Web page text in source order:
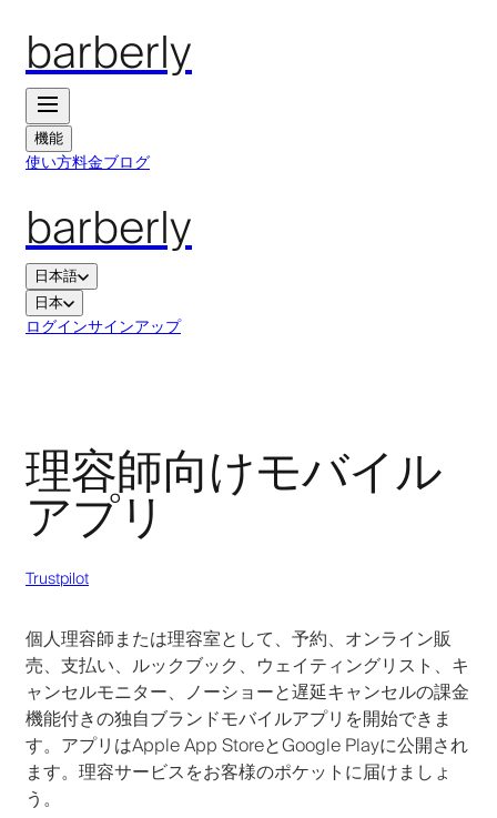
barberly
機能
使い方料金ブログ
barberly
日本語
日本
ログインサインアップ
理容師向けモバイル
アプリ
Trustpilot
個人理容師または理容室として、予約、オンライン販
売、支払い、ルックブック、ウェイティングリスト、キ
ャンセルモニター、ノーショーと遅延キャンセルの課金
機能付きの独自ブランドモバイルアプリを開始できま
す。アプリはApple App StoreとGoogle Playに公開され
ます。理容サービスをお客様のポケットに届けましょ
う。